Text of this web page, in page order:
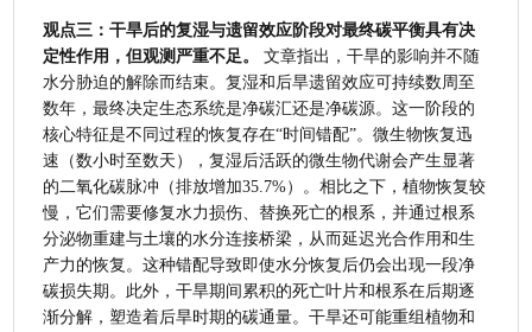
观点三：干旱后的复湿与遗留效应阶段对最终碳平衡具有决
定性作用，但观测严重不足。
文章指出，干旱的影响并不随
水分胁迫的解除而结束。复湿和后旱遗留效应可持续数周至
数年，最终决定生态系统是净碳汇还是净碳源。这一阶段的
核心特征是不同过程的恢复存在“时间错配”。微生物恢复迅
速（数小时至数天），复湿后活跃的微生物代谢会产生显著
的二氧化碳脉冲（排放增加35.7%）。相比之下，植物恢复较
慢，它们需要修复水力损伤、替换死亡的根系，并通过根系
分泌物重建与土壤的水分连接桥梁，从而延迟光合作用和生
产力的恢复。这种错配导致即使水分恢复后仍会出现一段净
碳损失期。此外，干旱期间累积的死亡叶片和根系在后期逐
渐分解，塑造着后旱时期的碳通量。干旱还可能重组植物和